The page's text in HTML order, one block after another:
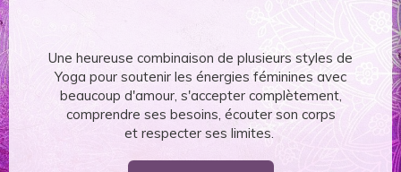
Une pratique douce des postures de Yoga classique,
dans la bienveillance et l'écoute, des exercices
respiratoires libérateurs, de la relaxation et de la
méditation, pour retrouver un espace de paix et de
joie en soi.
Une heureuse combinaison de plusieurs styles de
Yoga pour soutenir les énergies féminines avec
beaucoup d'amour, s'accepter complètement,
comprendre ses besoins, écouter son corps
et respecter ses limites.
Massage du dos, des bras, des mains, des pieds et
du visage avec des huiles chaudes, pour une détente
complète du corps et du mental. Pour les femmes